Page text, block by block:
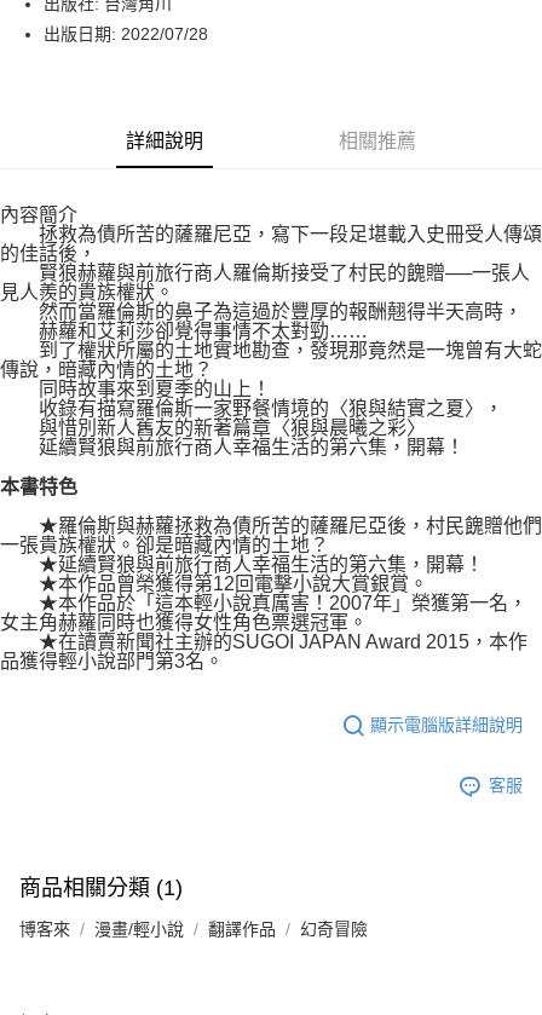
街口支付
博客來商品配送方式
每筆NT$80，滿NT$1,000(含以上)免運費
出版日期: 2022/07/28
詳細說明 相關推薦
內容簡介
拯救為債所苦的薩羅尼亞，寫下一段足堪載入史冊受人傳頌
的佳話後，
賢狼赫蘿與前旅行商人羅倫斯接受了村民的餽贈──一張人
見人羨的貴族權狀。
然而當羅倫斯的鼻子為這過於豐厚的報酬翹得半天高時，
赫蘿和艾莉莎卻覺得事情不太對勁……
到了權狀所屬的土地實地勘查，發現那竟然是一塊曾有大蛇
傳說，暗藏內情的土地？
同時故事來到夏季的山上！
收錄有描寫羅倫斯一家野餐情境的〈狼與結實之夏〉，
與惜別新人舊友的新著篇章〈狼與晨曦之彩〉
延續賢狼與前旅行商人幸福生活的第六集，開幕！
本書特色
★羅倫斯與赫蘿拯救為債所苦的薩羅尼亞後，村民餽贈他們
一張貴族權狀。卻是暗藏內情的土地？
★延續賢狼與前旅行商人幸福生活的第六集，開幕！
★本作品曾榮獲得第12回電擊小說大賞銀賞。
★本作品於「這本輕小說真厲害！2007年」榮獲第一名，
女主角赫蘿同時也獲得女性角色票選冠軍。
★在讀賣新聞社主辦的SUGOI JAPAN Award 2015，本作
品獲得輕小說部門第3名。
顯示電腦版詳細說明
客服
商品相關分類 (1)
博客來 漫畫/輕小說 翻譯作品 幻奇冒險